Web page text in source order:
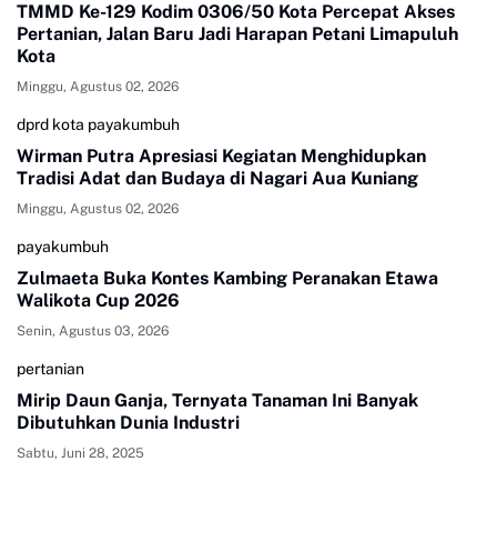
TMMD Ke-129 Kodim 0306/50 Kota Percepat Akses
Pertanian, Jalan Baru Jadi Harapan Petani Limapuluh
Kota
Minggu, Agustus 02, 2026
dprd kota payakumbuh
Wirman Putra Apresiasi Kegiatan Menghidupkan
Tradisi Adat dan Budaya di Nagari Aua Kuniang
Minggu, Agustus 02, 2026
payakumbuh
Zulmaeta Buka Kontes Kambing Peranakan Etawa
Walikota Cup 2026
Senin, Agustus 03, 2026
pertanian
Mirip Daun Ganja, Ternyata Tanaman Ini Banyak
Dibutuhkan Dunia Industri
Sabtu, Juni 28, 2025